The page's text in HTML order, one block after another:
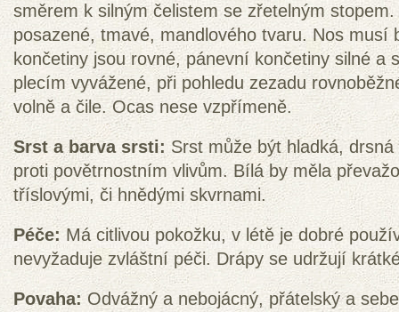
směrem k silným čelistem se zřetelným
posazené, tmavé, mandlového tvaru. Nos musí
končetiny jsou rovné, pánevní končetiny silné a
plecím vyvážené, při pohledu zezadu
volně a čile. Ocas nese vzpřímeně.
Srst a barva srsti: Srst může být hladká,
proti povětrnostním vlivům. Bílá by měla
tříslovými, či hnědými skvrnami.
Péče: Má citlivou pokožku, v létě je dobré
nevyžaduje zvláštní péči. Drápy se udržují
Povaha: Odvážný a nebojácný, přátelský a